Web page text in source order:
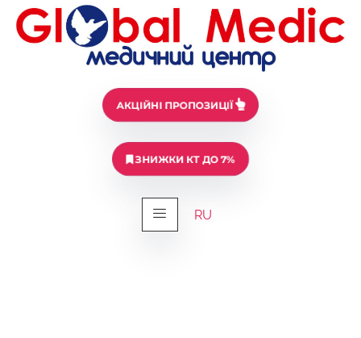
АКЦІЙНІ ПРОПОЗИЦІЇ
ЗНИЖКИ КТ ДО 7%
RU